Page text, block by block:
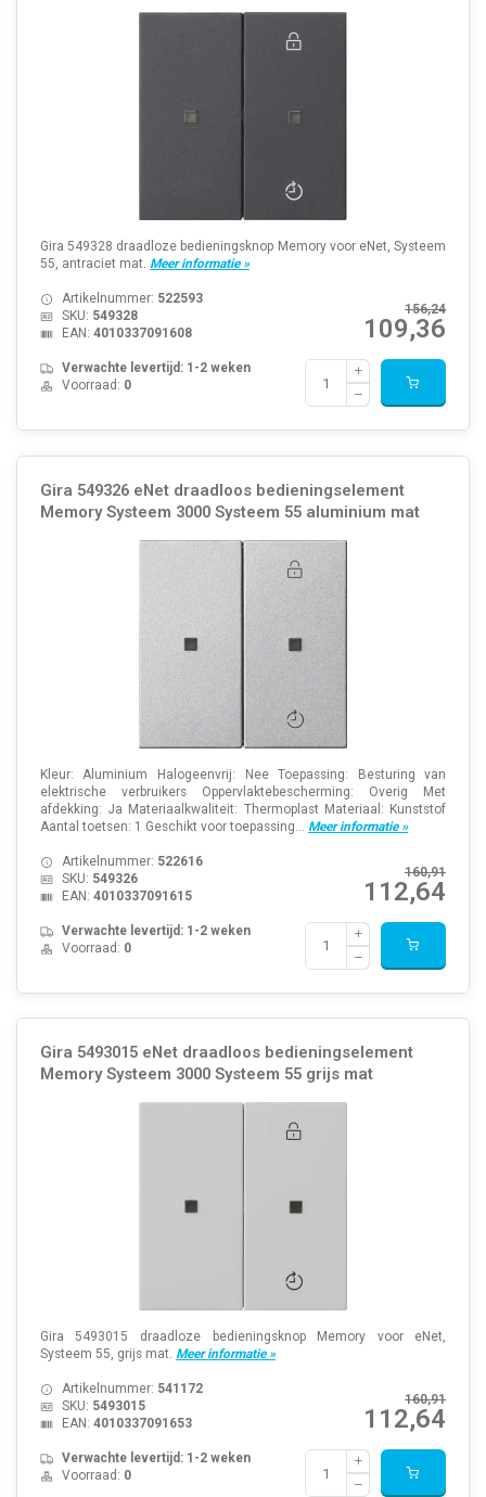
Gira 549328 draadloze bedieningsknop Memory voor eNet, Systeem
55, antraciet mat. Meer informatie »
156,24
109,36
Artikelnummer: 522593
SKU: 549328
EAN: 4010337091608
Verwachte levertijd: 1-2 weken
Voorraad: 0
Gira 549326 eNet draadloos bedieningselement
Memory Systeem 3000 Systeem 55 aluminium mat
Kleur: Aluminium Halogeenvrij: Nee Toepassing: Besturing van
elektrische verbruikers Oppervlaktebescherming: Overig Met
afdekking: Ja Materiaalkwaliteit: Thermoplast Materiaal: Kunststof
Aantal toetsen: 1 Geschikt voor toepassing... Meer informatie »
160,91
112,64
Artikelnummer: 522616
SKU: 549326
EAN: 4010337091615
Verwachte levertijd: 1-2 weken
Voorraad: 0
Gira 5493015 eNet draadloos bedieningselement
Memory Systeem 3000 Systeem 55 grijs mat
Gira 5493015 draadloze bedieningsknop Memory voor eNet,
Systeem 55, grijs mat. Meer informatie »
160,91
112,64
Artikelnummer: 541172
SKU: 5493015
EAN: 4010337091653
Verwachte levertijd: 1-2 weken
Voorraad: 0